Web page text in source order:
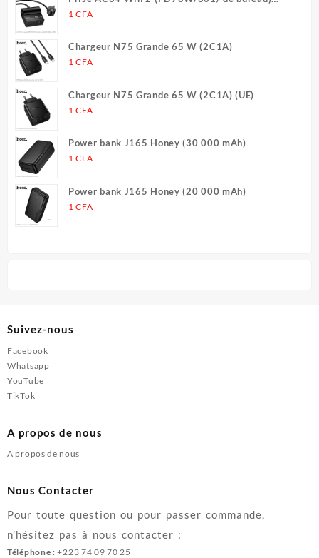
(UE/Allemagne) (L = 1,5 m)
1CFA
Chargeur N75 Grande 65 W (2C1A)
1CFA
Chargeur N75 Grande 65 W (2C1A) (UE)
1CFA
Power bank J165 Honey (30 000 mAh)
1CFA
Power bank J165 Honey (20 000 mAh)
1CFA
Suivez-nous
Facebook
Whatsapp
YouTube
TikTok
A propos de nous
A propos de nous
Nous Contacter
Pour toute question ou pour passer commande,
n’hésitez pas à nous contacter :
Téléphone : +223 74 09 70 25